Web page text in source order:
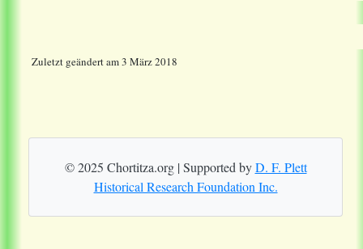
Zuletzt geändert am 3 März 2018
© 2025 Chortitza.org | Supported byD. F. Plett
Historical Research Foundation Inc.